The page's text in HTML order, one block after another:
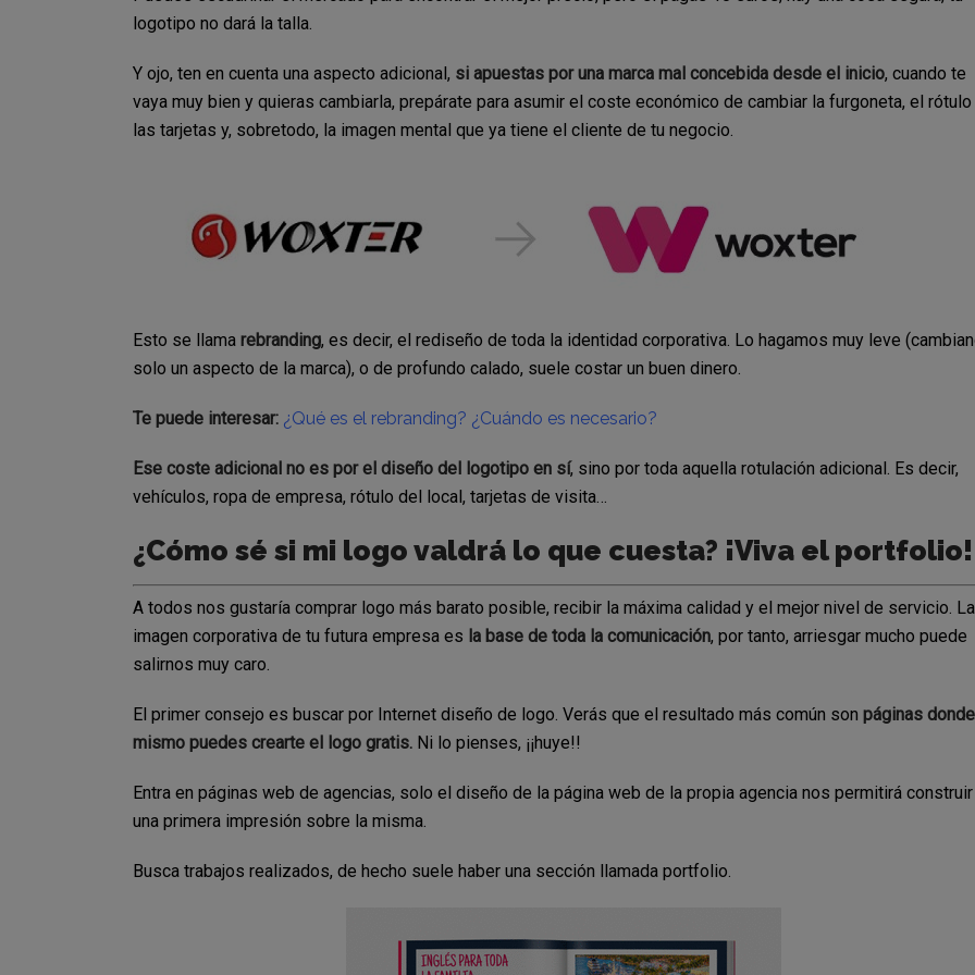
logotipo no dará la talla.
Y ojo, ten en cuenta una aspecto adicional, si apuestas por una marca mal concebida desde el inicio, cuando te
vaya muy bien y quieras cambiarla, prepárate para asumir el coste económico de cambiar la furgoneta, el rótulo
las tarjetas y, sobretodo, la imagen mental que ya tiene el cliente de tu negocio.
Esto se llama rebranding, es decir, el rediseño de toda la identidad corporativa. Lo hagamos muy leve
solo un aspecto de la marca), o de profundo calado, suele costar un buen dinero.
Te puede interesar: ¿Qué es el rebranding? ¿Cuándo es necesario?
Ese coste adicional no es por el diseño del logotipo en sí, sino por toda aquella rotulación adicional. Es decir,
vehículos, ropa de empresa, rótulo del local, tarjetas de visita…
¿Cómo sé si mi logo valdrá lo que cuesta? ¡Viva el portfolio!
A todos nos gustaría comprar logo más barato posible, recibir la máxima calidad y el mejor nivel de servicio. La
imagen corporativa de tu futura empresa es la base de toda la comunicación, por tanto, arriesgar mucho puede
salirnos muy caro.
El primer consejo es buscar por Internet diseño de logo. Verás que el resultado más común son páginas
mismo puedes crearte el logo gratis. Ni lo pienses, ¡¡huye!!
Entra en páginas web de agencias, solo el diseño de la página web de la propia agencia nos permitirá construir
una primera impresión sobre la misma.
Busca trabajos realizados, de hecho suele haber una sección llamada portfolio.